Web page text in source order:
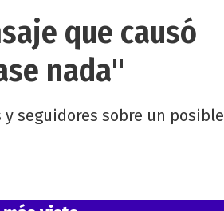
que causó
nada"
seguidores sobre un posible